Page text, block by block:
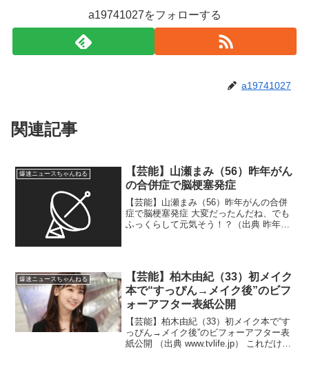
a19741027をフォローする
a19741027
関連記事
爆速ニュースちゃんねる
【芸能】山瀬まみ（56）昨年がん
の合併症で脳梗塞発症
【芸能】山瀬まみ（56）昨年がんの合併
症で脳梗塞発症 大変だったんだね、でも
ふっくらして元気そう！？（出典 昨年が
爆速ニュースちゃんねる
【芸能】柏木由紀（33）初メイク
本で“すっぴん→メイク後”のビフ
ォーアフター表紙公開
【芸能】柏木由紀（33）初メイク本で“す
っぴん→メイク後”のビフォーアフター表
紙公開 （出典 www.tvlife.jp） これだけオ